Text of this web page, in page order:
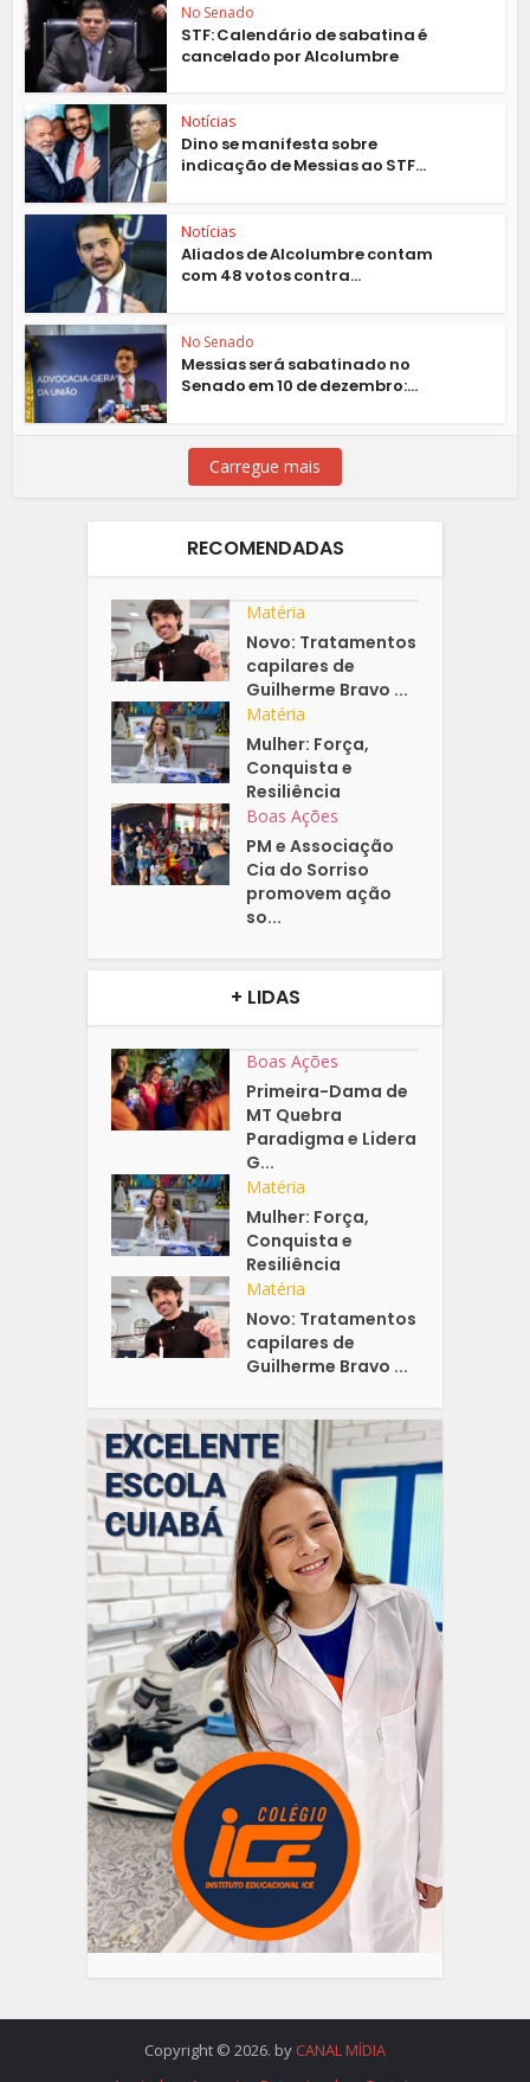
No Senado
STF: Calendário de sabatina é
cancelado por Alcolumbre
Notícias
Dino se manifesta sobre
indicação de Messias ao STF...
Notícias
Aliados de Alcolumbre contam
com 48 votos contra...
No Senado
Messias será sabatinado no
Senado em 10 de dezembro:...
Carregue mais
RECOMENDADAS
Matéria
Novo: Tratamentos
capilares de
Guilherme Bravo ...
Matéria
Mulher: Força,
Conquista e
Resiliência
Boas Ações
PM e Associação
Cia do Sorriso
promovem ação
so...
+ LIDAS
Boas Ações
Primeira-Dama de
MT Quebra
Paradigma e Lidera
G...
Matéria
Mulher: Força,
Conquista e
Resiliência
Matéria
Novo: Tratamentos
capilares de
Guilherme Bravo ...
Copyright © 2026. by CANAL MÍDIA